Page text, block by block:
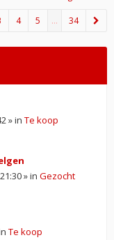
4 5 … 34
» in Te koop
» in Gezocht
Te koop